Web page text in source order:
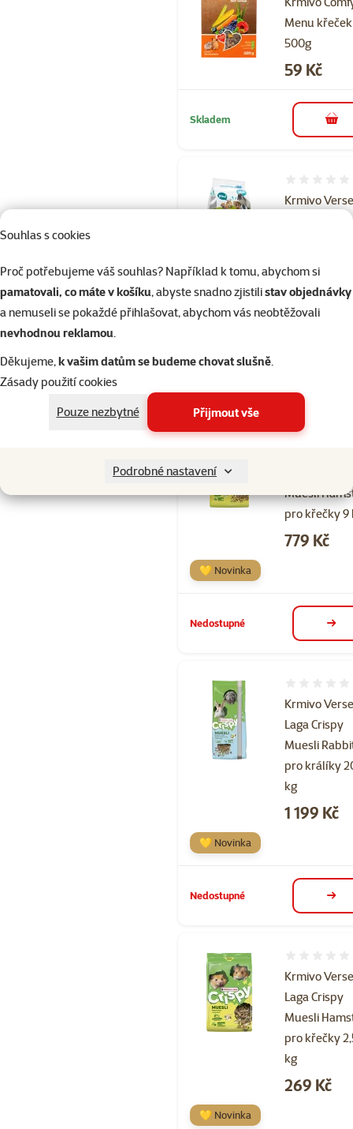
Souhlas s cookies
Proč potřebujeme váš souhlas? Například k tomu, abychom si
pamatovali, co máte v košíku, abyste snadno zjistilistav objednávky
a nemuseli se pokaždé přihlašovat, abychom vás neobtěžovali
nevhodnou reklamou.
Děkujeme,k vašim datům se budeme chovat slušně.
Zásady použití cookies
Pouze nezbytné
Přijmout vše
Podrobné nastavení
Menu křeček
500g
Cena
59 Kč
Skladem do
Krmivo
Cena
129 Kč
💥 Výprodej
Muesli
pro křečky 9
Hodnocení
Cena
779 Kč
💛 Novinka
Nedostupné
Krmivo
Laga Crispy
Muesli
pro králíky
kg
Cena
1 199 Kč
💛 Novinka
Nedostupné
Krmivo
Laga Crispy
Muesli
pro křečky
kg
Cena
269 Kč
💛 Novinka